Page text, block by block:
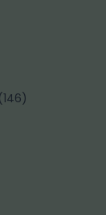
(146)